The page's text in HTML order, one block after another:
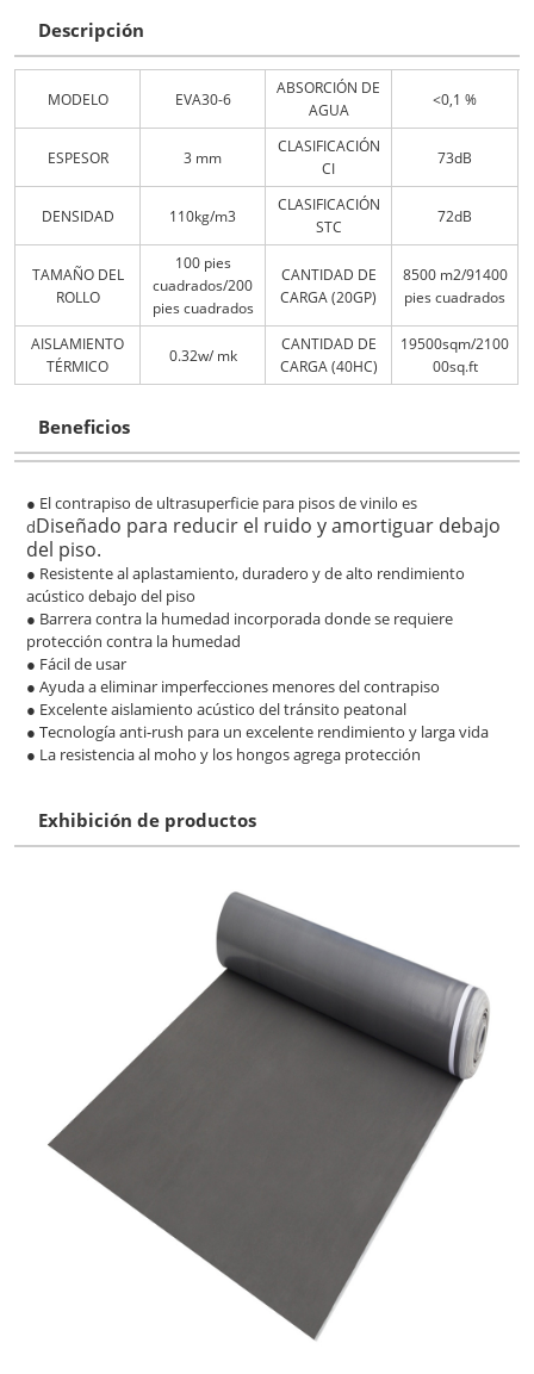
Descripción
MODELO EVA30-6
ABSORCIÓN DE
AGUA
<0,1 %
ESPESOR 3 mm
CLASIFICACIÓN
CI
73dB
DENSIDAD 110kg/m3
CLASIFICACIÓN
STC
72dB
TAMAÑO DEL
ROLLO
100 pies
cuadrados/200
pies cuadrados
CANTIDAD DE
CARGA (20GP)
8500 m2/91400
pies cuadrados
AISLAMIENTO
TÉRMICO
0.32w/ mk
CANTIDAD DE
CARGA (40HC)
19500sqm/2100
00sq.ft
Beneficios
● El contrapiso de ultrasuperficie para pisos de vinilo es
dDiseñado para reducir el ruido y amortiguar debajo
del piso.
● Resistente al aplastamiento, duradero y de alto rendimiento
acústico debajo del piso
● Barrera contra la humedad incorporada donde se requiere
protección contra la humedad
● Fácil de usar
● Ayuda a eliminar imperfecciones menores del contrapiso
● Excelente aislamiento acústico del tránsito peatonal
● Tecnología anti-rush para un excelente ​rendimiento y larga vida
● La resistencia al moho y los hongos agrega protección
Exhibición de productos